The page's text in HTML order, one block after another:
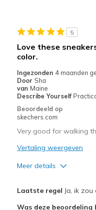
5
Love these
color.
Ingezonden 4 maanden
Door Sha
van Maine
Describe Yourself
Beoordeeld op
skechers.com
Very good for walking
Vertaling weergeven
Meer details
Laatste regel Ja, ik
Was deze beoordeling